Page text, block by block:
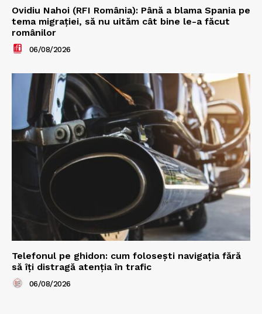
Ovidiu Nahoi (RFI România): Până a blama Spania pe
tema migrației, să nu uităm cât bine le-a făcut
românilor
06/08/2026
Telefonul pe ghidon: cum folosești navigația fără
să îți distragă atenția în trafic
06/08/2026